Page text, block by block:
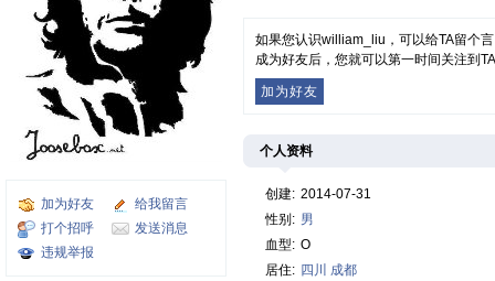
加为好友
给我留言
打个招呼
发送消息
违规举报
如果您认识william_liu，可以给TA留个
成为好友后，您就可以第一时间关注到
加为好友
个人资料
创建: 2014-07-31
性别: 男
血型: O
居住: 四川
成都